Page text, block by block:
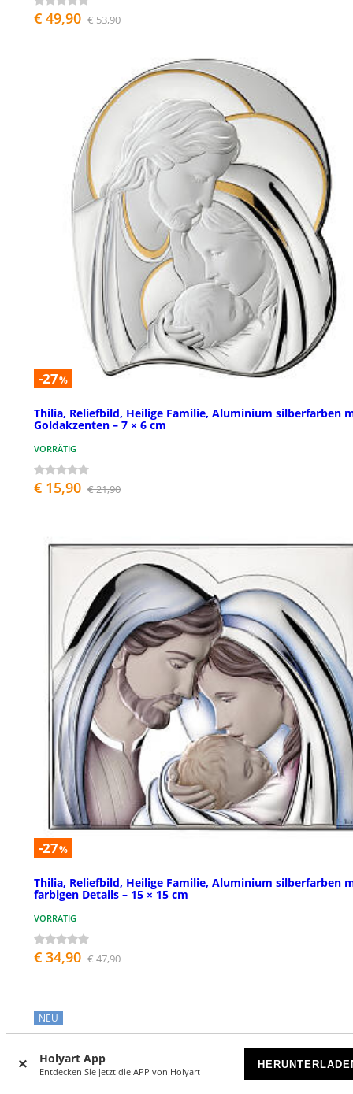
Holyart App
Entdecken Sie jetzt die APP von Holyart
€ 49,90 € 53,90
-27%
Thilia, Reliefbild, Heilige Familie, Aluminium silberfarben
Goldakzenten – 7 × 6 cm
VORRÄTIG
€ 15,90 € 21,90
-27%
Thilia, Reliefbild, Heilige Familie, Aluminium silberfarben
farbigen Details – 15 × 15 cm
VORRÄTIG
€ 34,90 € 47,90
NEU